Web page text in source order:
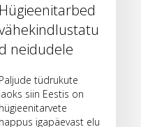
Hügieenitarbed
d neidudele
Paljude tüdrukute
jaoks siin Eestis on
hügieenitarvete
nappus igapäevast elu